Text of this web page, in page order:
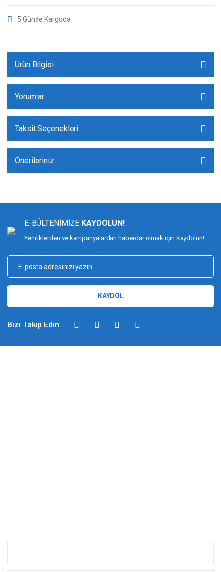
5 Günde Kargoda
Ürün Bilgisi
Yorumlar
Taksit Seçenekleri
Önerileriniz
E-BÜLTENİMİZE KAYDOLUN!
Yeniliklerden ve kampanyalardan haberdar olmak için Kaydolun!
KAYDOL
Bizi Takip Edin